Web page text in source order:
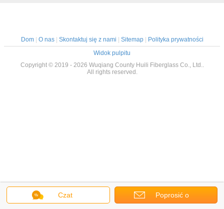
Czat Poprosić o
Dom| O nas| Skontaktuj się z nami Sitemap|
Polityka prywatności
Widok pulpitu
Copyright © 2019 - 2026 Wuqiang County Huili Fiberglass Co., Ltd..
All rights reserved.